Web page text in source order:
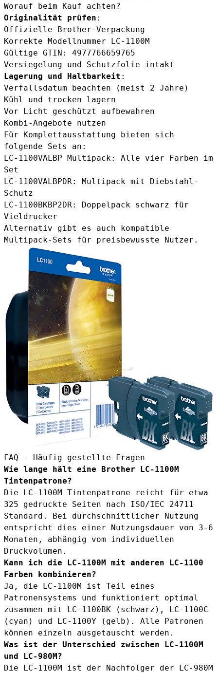
Worauf beim Kauf achten?
Originalität prüfen :
Offizielle Brother-Verpackung
Korrekte Modellnummer LC-1100M
Gültige GTIN: 4977766659765
Versiegelung und Schutzfolie intakt
Lagerung und Haltbarkeit :
Verfallsdatum beachten (meist 2 Jahre)
Kühl und trocken lagern
Vor Licht geschützt aufbewahren
Kombi-Angebote nutzen
Für Komplettausstattung bieten sich
folgende Sets an:
LC-1100VALBP Multipack: Alle vier Farben im
Set
LC-1100VALBPDR: Multipack mit Diebstahl-
Schutz
LC-1100BKBP2DR: Doppelpack schwarz für
Vieldrucker
Alternativ gibt es auch
kompatible
Multipack-Sets
für preisbewusste Nutzer.
FAQ - Häufig gestellte Fragen
Wie lange hält eine Brother LC-1100M
Tintenpatrone?
Die LC-1100M Tintenpatrone reicht für etwa
325 gedruckte Seiten nach ISO/IEC 24711
Standard. Bei durchschnittlicher Nutzung
entspricht dies einer Nutzungsdauer von 3-6
Monaten, abhängig vom individuellen
Druckvolumen.
Kann ich die LC-1100M mit anderen LC-1100
Farben kombinieren?
Ja, die LC-1100M ist Teil eines
Patronensystems und funktioniert optimal
zusammen mit LC-1100BK (schwarz), LC-1100C
(cyan) und LC-1100Y (gelb). Alle Patronen
können einzeln ausgetauscht werden.
Was ist der Unterschied zwischen LC-1100M
und LC-980M?
Die LC-1100M ist der Nachfolger der LC-980M